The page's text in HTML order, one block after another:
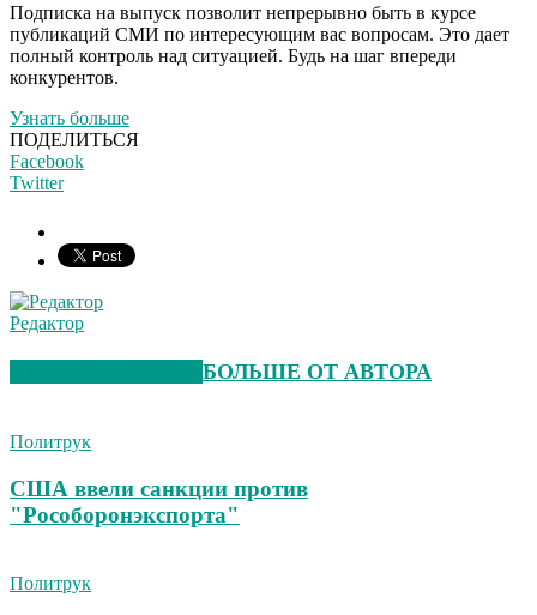
Подписка на выпуск позволит непрерывно быть в курсе
публикаций СМИ по интересующим вас вопросам. Это дает
полный контроль над ситуацией. Будь на шаг впереди
конкурентов.
Узнать больше
ПОДЕЛИТЬСЯ
Facebook
Twitter
Редактор
БОЛЬШЕ ОТ АВТОРА
Политрук
США ввели санкции против
"Рособоронэкспорта"
Политрук